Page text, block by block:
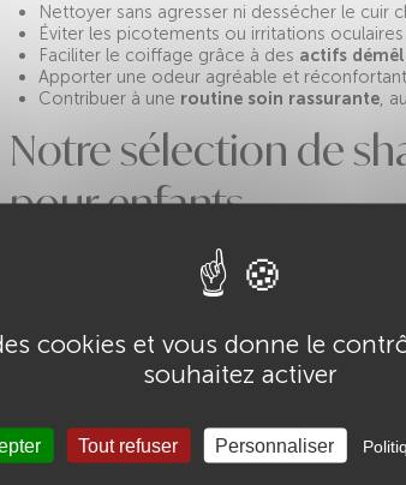
Nettoyer sans agresser ni dessécher le cuir
Éviter les picotements ou irritations oculaires
Faciliter le coiffage grâce à des actifs
Apporter une odeur agréable et
Contribuer à une routine soin rassurante,
Notre sélection de
pour enfants
Maneliss, grossiste coiffure réservé aux
enfants testés, doux et efficaces. Sur cette
Bulles 400ml - ASH Professional
Formule sans sulfates
Parfum fruité délicat
Testé sous contrôle dermatologique
Parfait pour une utilisation régulière en salon
Son grand format 400 ml estidéal pour les
cookies et vous donne le
souhaitez activer
Tout refuser Personnaliser